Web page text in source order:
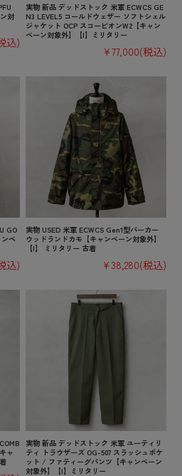
対
込)
実物 新品 デッドストック 米軍 ECWCS GE
N3 LEVEL5 コールドウェザー ソフトシェル
ジャケット OCP スコーピオンW2【キャン
ペーン対象外】【I】ミリタリー
¥77,000(税込)
GO
ペ
込)
実物 USED 米軍 ECWCS Gen1型パーカー
ウッドランドカモ【キャンペーン対象外】
【I】 ミリタリー 古着
¥38,280(税込)
ャ
実物 新品 デッドストック 米軍 ユーティリ
ティ トラウザーズ OG-507 スラッシュポケ
ット / ファティーグパンツ【キャンペーン
対象外】【I】ミリタリー